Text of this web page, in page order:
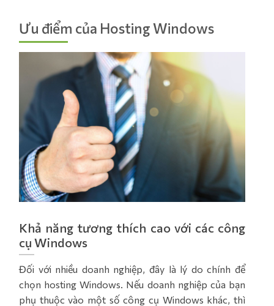
Ưu điểm của Hosting Windows
Khả năng tương thích cao với các công
cụ Windows
Đối với nhiều doanh nghiệp, đây là lý do chính để
chọn hosting Windows. Nếu doanh nghiệp của bạn
phụ thuộc vào một số công cụ Windows khác, thì